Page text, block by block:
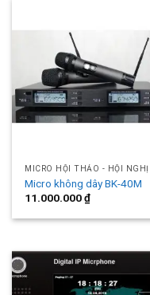
MICRO HỘI THẢO - HỘI NGHỊ
Micro không dây BK-40M
11.000.000₫